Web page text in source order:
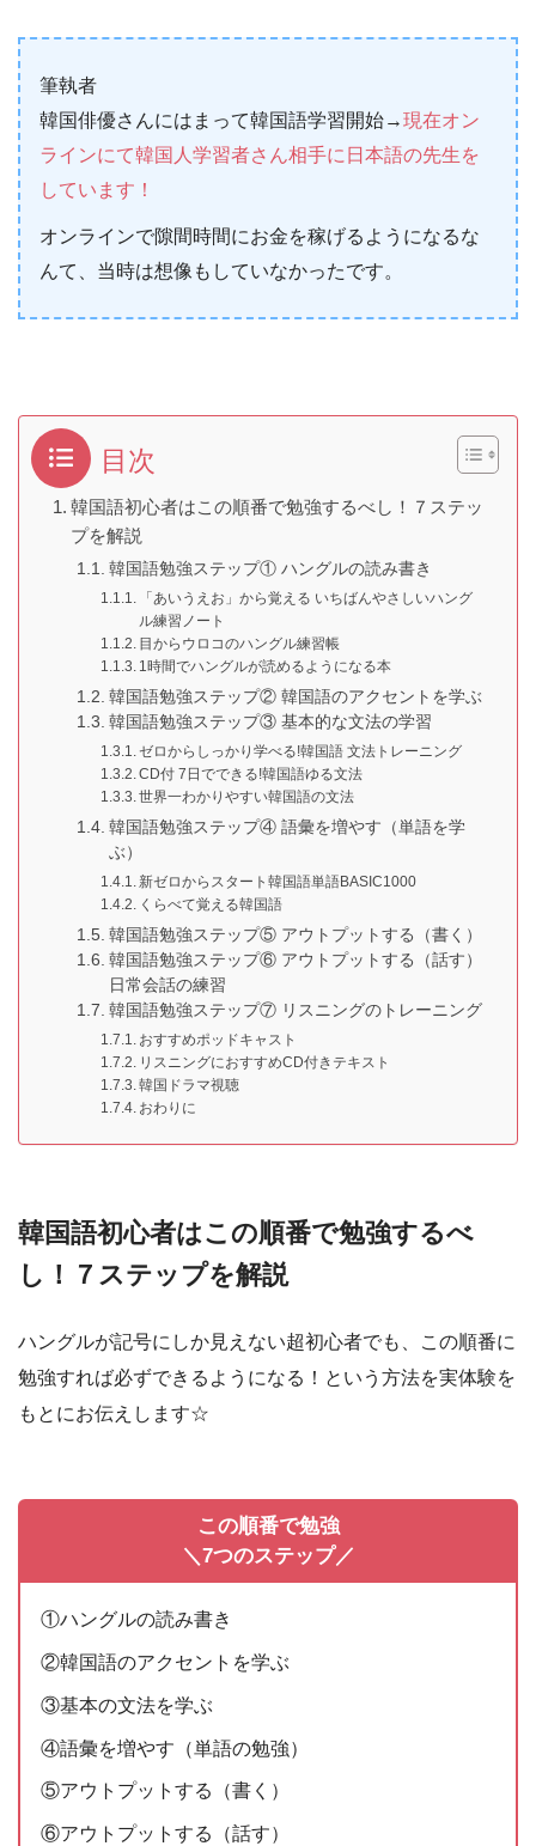
筆執者
韓国俳優さんにはまって韓国語学習開始→現在オン
ラインにて韓国人学習者さん相手に日本語の先生を
しています！
オンラインで隙間時間にお金を稼げるようになるな
んて、当時は想像もしていなかったです。
目次
韓国語初心者はこの順番で勉強するべし！７ステッ
プを解説
韓国語勉強ステップ① ハングルの読み書き
「あいうえお」から覚える いちばんやさしいハング
ル練習ノート
目からウロコのハングル練習帳
1時間でハングルが読めるようになる本
韓国語勉強ステップ② 韓国語のアクセントを学ぶ
韓国語勉強ステップ③ 基本的な文法の学習
ゼロからしっかり学べる!韓国語 文法トレーニング
CD付 7日でできる!韓国語ゆる文法
世界一わかりやすい韓国語の文法
韓国語勉強ステップ④ 語彙を増やす（単語を学
ぶ）
新ゼロからスタート韓国語単語BASIC1000
くらべて覚える韓国語
韓国語勉強ステップ⑤ アウトプットする（書く）
韓国語勉強ステップ⑥ アウトプットする（話す）
日常会話の練習
韓国語勉強ステップ⑦ リスニングのトレーニング
おすすめポッドキャスト
リスニングにおすすめCD付きテキスト
韓国ドラマ視聴
おわりに
韓国語初心者はこの順番で勉強するべ
し！７ステップを解説
ハングルが記号にしか見えない超初心者でも、この順番に
勉強すれば必ずできるようになる！という方法を実体験を
もとにお伝えします☆
この順番で勉強
＼7つのステップ／
①ハングルの読み書き
②韓国語のアクセントを学ぶ
③基本の文法を学ぶ
④語彙を増やす（単語の勉強）
⑤アウトプットする（書く）
⑥アウトプットする（話す）